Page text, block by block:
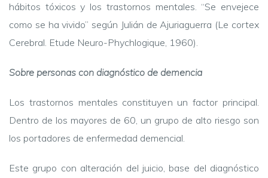
hábitos tóxicos y los trastornos mentales. “Se envejece
como se ha vivido” según Julián de Ajuriaguerra (Le cortex
Cerebral. Etude Neuro-Phychlogique, 1960).
Sobre personas con diagnóstico de demencia
Los trastornos mentales constituyen un factor principal.
Dentro de los mayores de 60, un grupo de alto riesgo son
los portadores de enfermedad demencial.
Este grupo con alteración del juicio, base del diagnóstico